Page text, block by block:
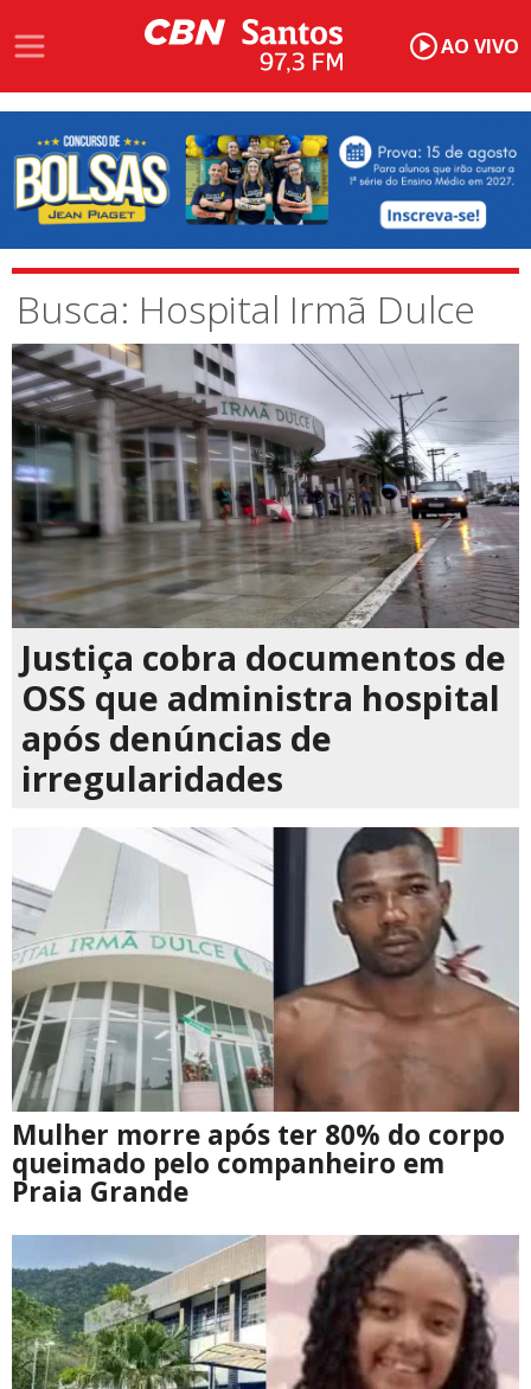
AO VIVO
Busca: Hospital Irmã Dulce
Justiça cobra documentos de
OSS que administra hospital
após denúncias de
irregularidades
Mulher morre após ter 80% do corpo
queimado pelo companheiro em
Praia Grande